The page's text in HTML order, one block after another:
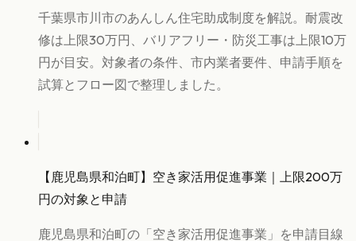
千葉県市川市のあんしん住宅助成制度を解説。耐震改
修は上限30万円、バリアフリー・防災工事は上限10万
円が目安。対象者の条件、市内業者要件、申請手順を
試算とフロー図で整理しました。
【鹿児島県和泊町】空き家活用促進事業｜上限200万
円の対象と申請
鹿児島県和泊町の「空き家活用促進事業」を申請目線